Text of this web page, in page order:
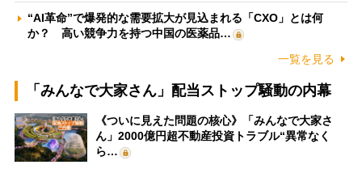
“AI革命”で爆発的な需要拡大が見込まれる「CXO」とは何
か？ 高い競争力を持つ中国の医薬品…
一覧を見る
「みんなで大家さん」配当ストップ騒動の内幕
《ついに見えた問題の核心》「みんなで大家さ
ん」2000億円超不動産投資トラブル“異常なく
ら…